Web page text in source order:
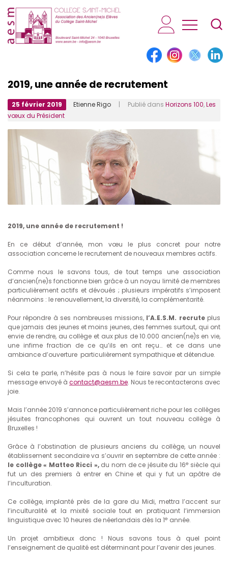
AESM...
2019, une année de recrutement
25 février 2019 Etienne Rigo | Publié dans Horizons 100,Les
vœux du Président
2019, une année de recrutement !
En ce début d’année, mon vœu le plus concret pour notre
association concerne le recrutement de nouveaux membres actifs.
Comme nous le savons tous, de tout temps une association
d’ancien(ne)s fonctionne bien grâce à un noyau limité de membres
particulièrement actifs et dévoués ; plusieurs impératifs s’imposent
néanmoins : le renouvellement, la diversité, la complémentarité.
Pour répondre à ses nombreuses missions, l’A.E.S.M. recruteplus
que jamais des jeunes et moins jeunes, des femmes surtout, qui ont
envie de rendre, au collège et aux plus de 10.000 ancien(ne)s en vie,
une infime fraction de ce qu’ils en ont reçu… et ce dans une
ambiance d’ouverture particulièrement sympathique et détendue.
Si cela te parle, n’hésite pas à nous le faire savoir par un simple
message envoyé à contact@aesm.be. Nous te recontacterons avec
joie.
Mais l’année 2019 s’annonce particulièrement riche pour les collèges
jésuites francophones qui ouvrent un tout nouveau collège à
Bruxelles !
Grâce à l’obstination de plusieurs anciens du collège, un nouvel
établissement secondaire va s’ouvrir en septembre de cette année :
le collège « Matteo Ricci »,du nom de ce jésuite du 16e siècle qui
fut un des premiers à entrer en Chine et qui y fut un apôtre de
l’inculturation.
Ce collège, implanté près de la gare du Midi, mettra l’accent sur
l’inculturalité et la mixité sociale tout en pratiquant l’immersion
linguistique avec 10 heures de néerlandais dès la 1e année.
Un projet ambitieux donc ! Nous savons tous à quel point
l’enseignement de qualité est déterminant pour l’avenir des jeunes.